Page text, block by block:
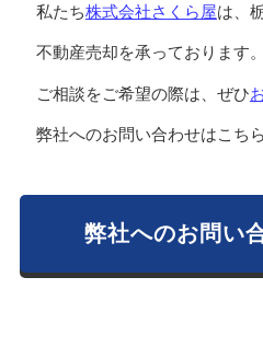
私たち株式会社さくら屋は、
不動産売却を承っております。
ご相談をご希望の際は、ぜひ
弊社へのお問い合わせはこち
弊社へのお問い